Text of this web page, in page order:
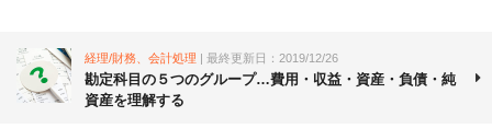
経理/財務、会計処理 | 最終更新日：2019/12/26
勘定科目の５つのグループ…費用・収益・資産・負債・純
資産を理解する